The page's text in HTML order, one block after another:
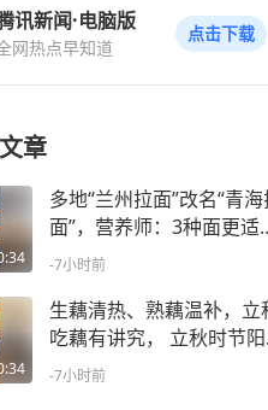
讯新闻·电脑版
网热点早知道
点击下载
章
多地“兰州拉面”改名“青海
面”，营养师：3种面更适
减脂控糖
-7小时前
生藕清热、熟藕温补，立
吃藕有讲究， 立秋时节阳
渐收、阴气渐生，气候呈现
-7小时前